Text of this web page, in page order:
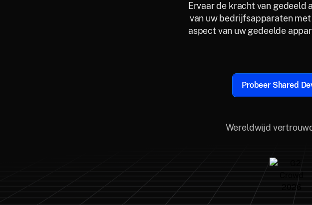
Ervaar de kracht van gedeeld
van uw bedrijfsapparaten
aspect van uw gedeelde
Probeer Shared
Wereldwijd